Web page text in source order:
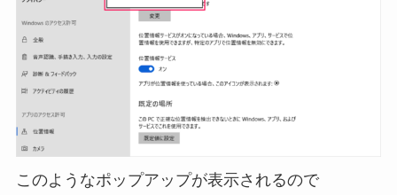
このようなポップアップが表示されるので